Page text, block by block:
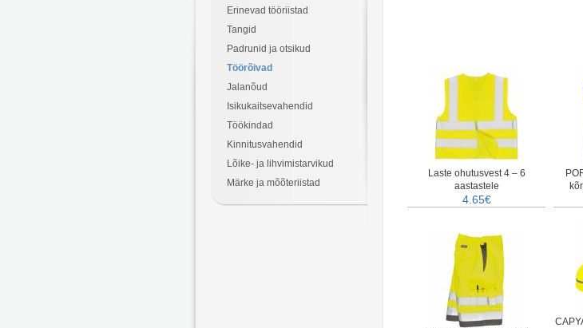
Erinevad tööriistad
Tangid
Padrunid ja otsikud
Töörõivad
Jalanõud
Isikukaitsevahendid
Töökindad
Kinnitusvahendid
Lõike- ja lihvimistarvikud
Märke ja mõõteriistad
Laste ohutusvest 4 – 6
aastastele
4.65€